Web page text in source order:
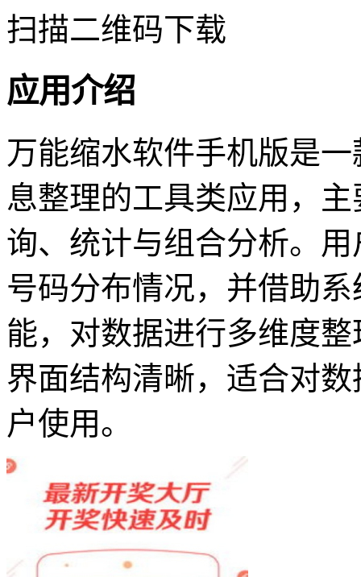
扫描二维码下载
应用介绍
万能缩水软件手机版是
息整理的工具类应用，
询、统计与组合分析。
号码分布情况，并借助
能，对数据进行多维度
界面结构清晰，适合对
户使用。